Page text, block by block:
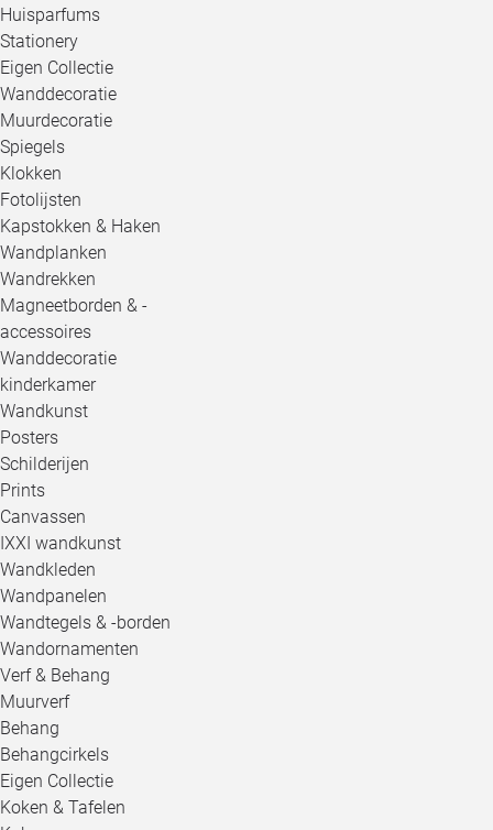
Huisparfums
Stationery
Eigen Collectie
Wanddecoratie
Muurdecoratie
Spiegels
Klokken
Fotolijsten
Kapstokken & Haken
Wandplanken
Wandrekken
Magneetborden & -
accessoires
Wanddecoratie
kinderkamer
Wandkunst
Posters
Schilderijen
Prints
Canvassen
IXXI wandkunst
Wandkleden
Wandpanelen
Wandtegels & -borden
Wandornamenten
Verf & Behang
Muurverf
Behang
Behangcirkels
Eigen Collectie
Koken & Tafelen